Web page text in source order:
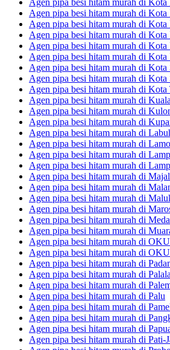
Agen pipa besi hitam murah di Kota
Agen pipa besi hitam murah di Kota
Agen pipa besi hitam murah di Kota
Agen pipa besi hitam murah di
Agen pipa besi hitam murah di Kota
Agen pipa besi hitam murah di Kota
Agen pipa besi hitam murah di Kota
Agen pipa besi hitam murah di Kota
Agen pipa besi hitam murah di Kota
Agen pipa besi hitam murah di
Agen pipa besi hitam murah di
Agen pipa besi hitam murah di
Agen pipa besi hitam murah di
Agen pipa besi hitam murah di
Agen pipa besi hitam murah di
Agen pipa besi hitam murah di
Agen pipa besi hitam murah di
Agen pipa besi hitam murah di
Agen pipa besi hitam murah di
Agen pipa besi hitam murah di
Agen pipa besi hitam murah di
Agen pipa besi hitam murah di
Agen pipa besi hitam murah di
Agen pipa besi hitam murah di
Agen pipa besi hitam murah di
Agen pipa besi hitam murah di
Agen pipa besi hitam murah di
Agen pipa besi hitam murah di Palu
Agen pipa besi hitam murah di
Agen pipa besi hitam murah di
Agen pipa besi hitam murah di
Agen pipa besi hitam murah di Pati-